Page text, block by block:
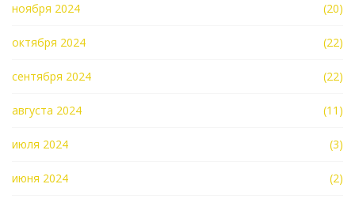
ноября 2024 (20)
октября 2024 (22)
сентября 2024 (22)
августа 2024 (11)
июля 2024 (3)
июня 2024 (2)